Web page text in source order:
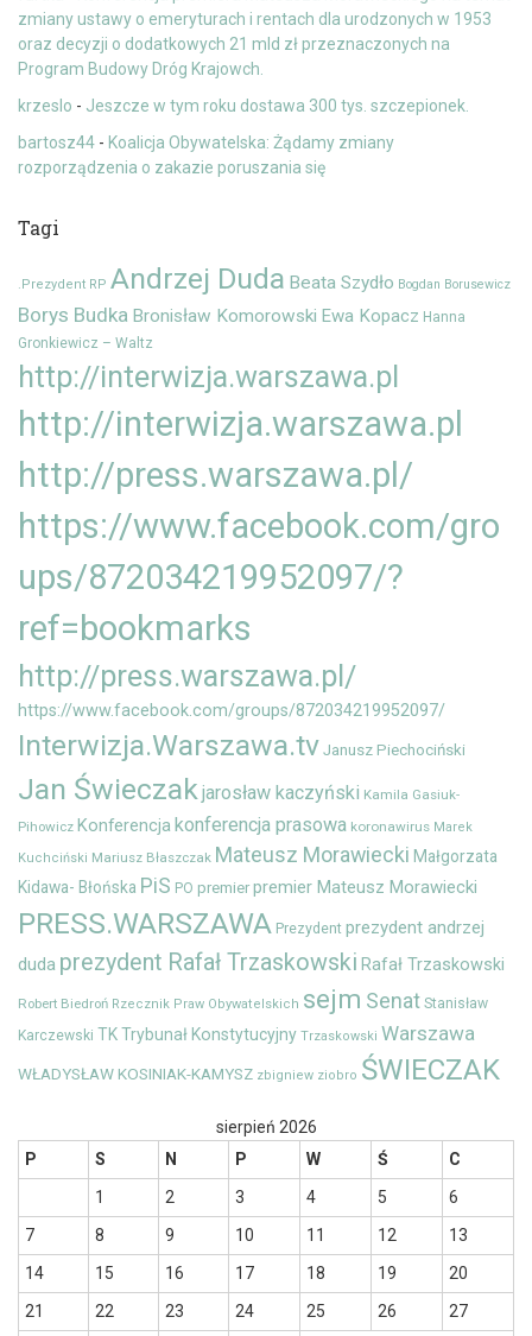
zmiany ustawy o emeryturach i rentach dla urodzonych w 1953
oraz decyzji o dodatkowych 21 mld zł przeznaczonych na
Program Budowy Dróg Krajowch.
krzeslo - Jeszcze w tym roku dostawa 300 tys. szczepionek.
bartosz44 - Koalicja Obywatelska: Żądamy zmiany
rozporządzenia o zakazie poruszania się
Tagi
.Prezydent RP Andrzej Duda Beata Szydło Bogdan Borusewicz
Borys Budka Bronisław Komorowski Ewa Kopacz Hanna
Gronkiewicz – Waltz
http://interwizja.warszawa.pl
http://interwizja.warszawa.pl
http://press.warszawa.pl/
https://www.facebook.com/gro
ups/872034219952097/?
ref=bookmarks
http://press.warszawa.pl/
https://www.facebook.com/groups/872034219952097/
Interwizja.Warszawa.tv Janusz Piechociński
Jan Świeczakjarosław kaczyński Kamila Gasiuk-
Pihowicz Konferencjakonferencja prasowa koronawirus Marek
Kuchciński Mariusz Błaszczak Mateusz Morawiecki Małgorzata
Kidawa- Błońska PiS PO premier premier Mateusz Morawiecki
PRESS.WARSZAWA Prezydent prezydent andrzej
duda prezydent Rafał Trzaskowski Rafał Trzaskowski
Robert Biedroń Rzecznik Praw Obywatelskich sejm Senat Stanisław
Karczewski TKTrybunał Konstytucyjny Trzaskowski Warszawa
WŁADYSŁAW KOSINIAK-KAMYSZ zbigniew ziobro ŚWIECZAK
sierpień 2026
P
S N P W Ś
C
1
2 3 4 5
6
7
8 9 10 11 12
13
14
15 16 17 18 19
20
21
22 23 24 25 26 27